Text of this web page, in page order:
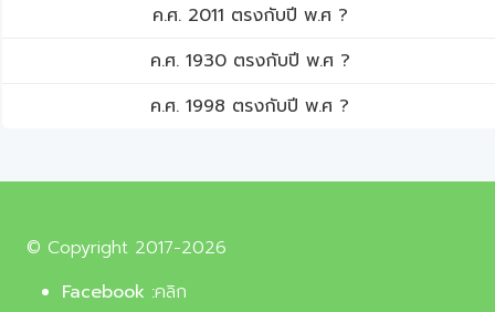
ค.ศ. 2011 ตรงกับปี พ.ศ ?
ค.ศ. 1930 ตรงกับปี พ.ศ ?
ค.ศ. 1998 ตรงกับปี พ.ศ ?
© Copyright 2017-2026
Facebook :คลิก